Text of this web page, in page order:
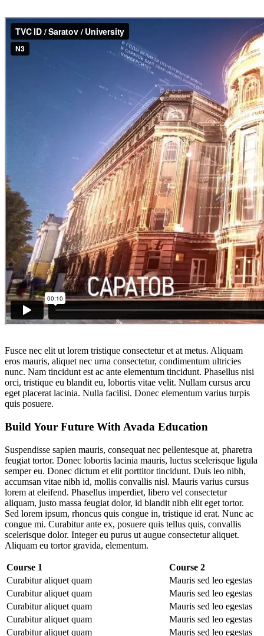
Fusce nec elit ut lorem tristique consectetur et at metus. Aliquam
eros mauris, aliquet nec urna consectetur, condimentum ultricies
nunc. Nam tincidunt est ac ante elementum tincidunt. Phasellus nisi
orci, tristique eu blandit eu, lobortis vitae velit. Nullam cursus arcu
eget placerat lacinia. Nulla facilisi. Donec elementum varius turpis
quis posuere.
Build Your Future With Avada Education
Suspendisse sapien mauris, consequat nec pellentesque at, pharetra
feugiat tortor. Donec lobortis lacinia mauris, luctus scelerisque ligula
semper eu. Donec dictum et elit porttitor tincidunt. Duis leo nibh,
accumsan vitae nibh id, mollis convallis nisl. Mauris varius cursus
lorem at eleifend. Phasellus imperdiet, libero vel consectetur
aliquam, justo massa feugiat dolor, id blandit nibh elit eget tortor.
Sed lorem ipsum, rhoncus quis congue in, tristique id erat. Nunc ac
congue mi. Curabitur ante ex, posuere quis tellus quis, convallis
scelerisque dolor. Integer eu purus ut augue consectetur aliquet.
Aliquam eu tortor gravida, elementum.
Course 1
Course 2
Curabitur aliquet quam
Mauris sed leo egestas
Curabitur aliquet quam
Mauris sed leo egestas
Curabitur aliquet quam
Mauris sed leo egestas
Curabitur aliquet quam
Mauris sed leo egestas
Curabitur aliquet quam
Mauris sed leo egestas